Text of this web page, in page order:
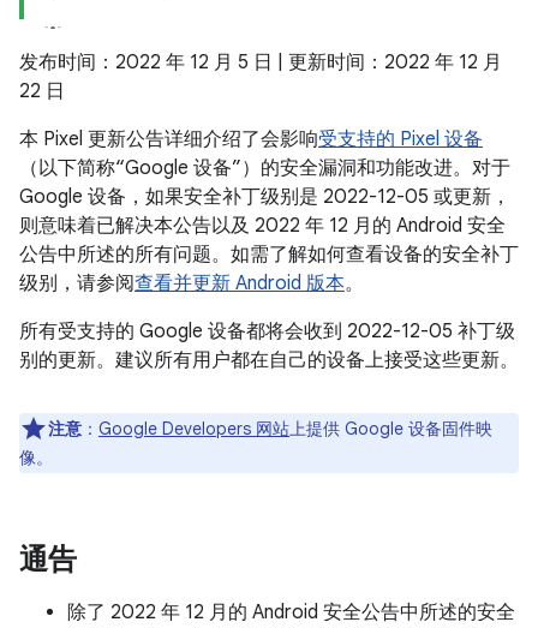
发布时间：2022 年 12 月 5 日 | 更新时间：2022 年 12 月
22 日
本 Pixel 更新公告详细介绍了会影响受支持的 Pixel 设备
（以下简称“Google 设备”）的安全漏洞和功能改进。对于
Google 设备，如果安全补丁级别是 2022-12-05 或更新，
则意味着已解决本公告以及 2022 年 12 月的 Android 安全
公告中所述的所有问题。如需了解如何查看设备的安全补丁
级别，请参阅查看并更新 Android 版本。
所有受支持的 Google 设备都将会收到 2022-12-05 补丁级
别的更新。建议所有用户都在自己的设备上接受这些更新。
注意 ： Google Developers 网站上提供 Google 设备固件映
像。
通告
除了 2022 年 12 月的 Android 安全公告中所述的安全